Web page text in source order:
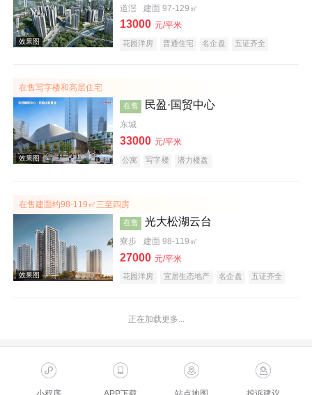
效果图
效果图
道滘 建面 97-129㎡
13000 元/平米
花园洋房 普通住宅 名企盘 五证齐全
在售写字楼和高层住宅
在售 民盈·国贸中心
东城
33000 元/平米
公寓 写字楼 潜力楼盘
在售建面约98-119㎡三至四房
在售 光大松湖云台
寮步 建面 98-119㎡
27000 元/平米
花园洋房 宜居生态地产 名企盘 五证齐全
正在加载更多...